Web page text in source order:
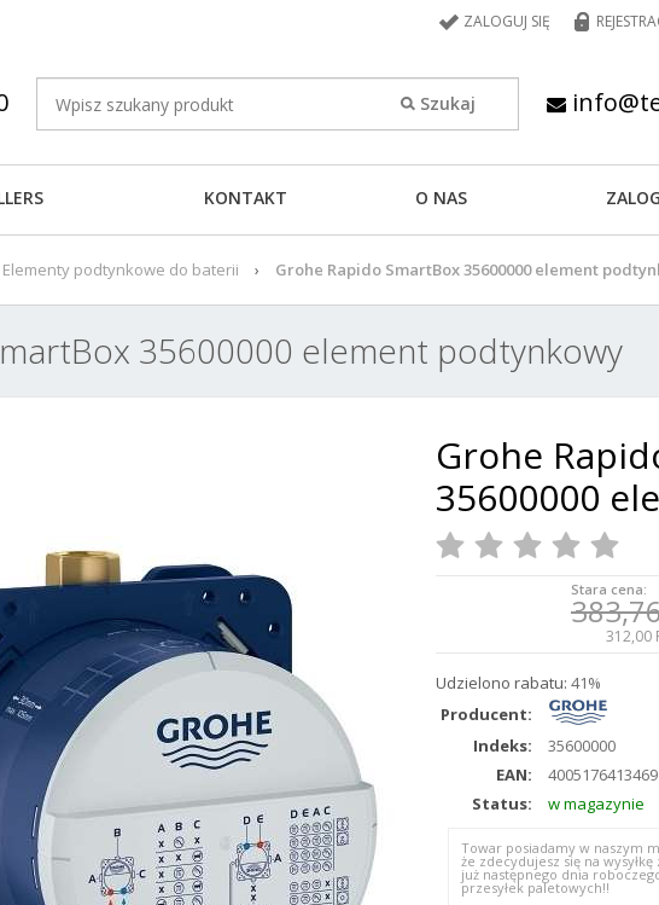
ZALOGUJ SIĘ
KONTAKT O NAS
Elementy podtynkowe do baterii Grohe Rapido SmartBox 35600000 element
35600000 element podtynkowy
Grohe
35600000
Stara cena:
312,00
Udzielono rabatu: 41%
Producent:
Indeks:
35600000
EAN:
4005176413469
Status:
w magazynie
Towar posiadamy w naszym
że zdecydujesz się na
już następnego dnia
przesyłek paletowych!!